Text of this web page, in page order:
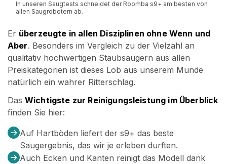
In unseren Saugtests schneidet der Roomba s9+ am besten von
allen Saugrobotern ab.
Er überzeugte in allen Disziplinen ohne Wenn und
Aber. Besonders im Vergleich zu der Vielzahl an
qualitativ hochwertigen Staubsaugern aus allen
Preiskategorien ist dieses Lob aus unserem Munde
natürlich ein wahrer Ritterschlag.
Das Wichtigste zur Reinigungsleistung im Überblick
finden Sie hier:
Auf Hartböden liefert der s9+ das beste
Saugergebnis, das wir je erleben durften.
Auch Ecken und Kanten reinigt das Modell dank